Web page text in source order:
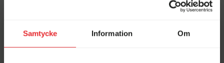
Samtycke Information Om
daniel@erikssonshusvagnar.se